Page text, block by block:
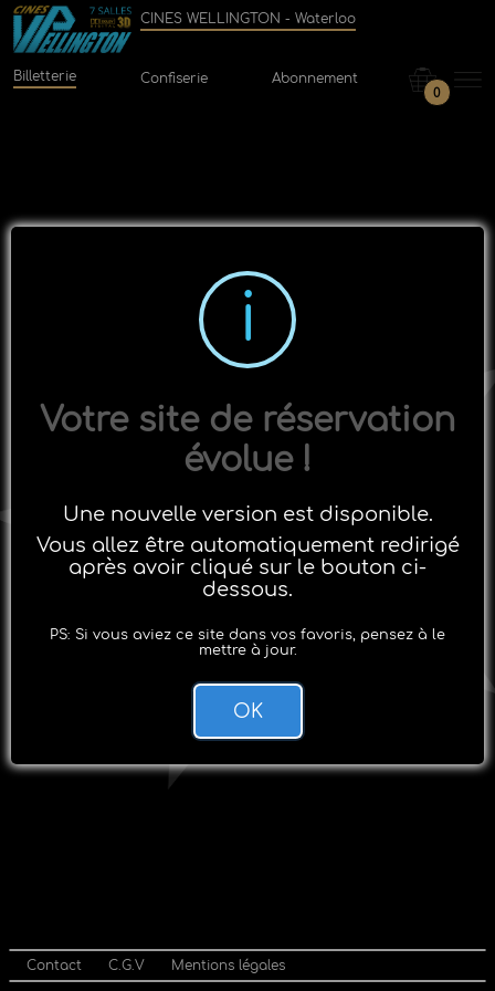
CINES WELLINGTON - Waterloo
Billetterie Confiserie Abonnement
0
Contact C.G.V Mentions légales
Votre site de réservation
évolue !
Une nouvelle version est disponible.
Vous allez être automatiquement redirigé
après avoir cliqué sur le bouton ci-
dessous.
PS: Si vous aviez ce site dans vos favoris, pensez à le
mettre à jour.
OK